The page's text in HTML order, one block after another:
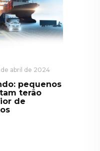
de abril de 2024
pequenos
terão
de